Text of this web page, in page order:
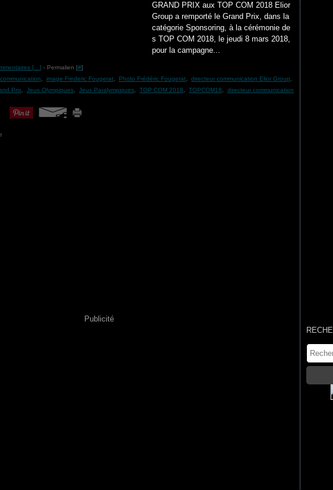
GRAND PRIX aux TOP COM 2018 Elior
Group a remporté le Grand Prix, dans la
catégorie Sponsoring, à la cérémonie de
s TOP COM 2018, le jeudi 8 mars 2018,
pour la campagne...
[ ] - Permalien [#]
image Frederic Fougerat Photo Frédéric Fougerat directeur communication Elior Group
Prix Jeux Olympiques Jeux Paralympiques TOP COM 2018 TOPCOM18
directeur communication
Publicité